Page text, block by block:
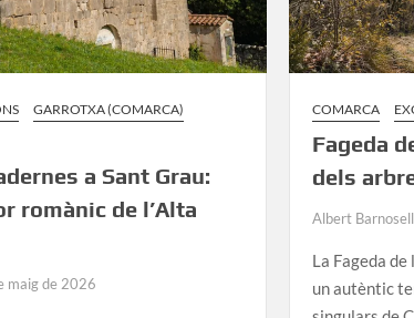
GARROTXA (COMARCA)
a Sant Grau:
romànic de l’Alta
maig de 2026
COMARCA
Fageda
dels
Albert Barnosell
La Fageda
un autèntic